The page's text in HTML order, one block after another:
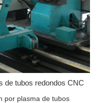
de tubos redondos CNC
por plasma de tubos